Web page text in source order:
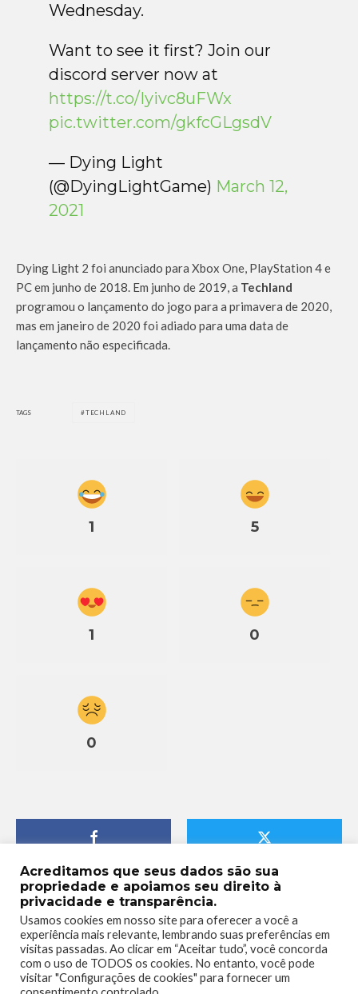
Wednesday.
Want to see it first? Join our
discord server now at
https://t.co/Iyivc8uFWx
pic.twitter.com/gkfcGLgsdV
— Dying Light
(@DyingLightGame) March 12,
2021
Dying Light 2 foi anunciado para Xbox One, PlayStation 4 e
PC em junho de 2018. Em junho de 2019, a Techland
programou o lançamento do jogo para a primavera de 2020,
mas em janeiro de 2020 foi adiado para uma data de
lançamento não especificada.
TAGS TECHLAND
1 5
1 0
0
Acreditamos que seus dados são sua
propriedade e apoiamos seu direito à
privacidade e transparência.
Usamos cookies em nosso site para oferecer a você a
experiência mais relevante, lembrando suas preferências em
visitas passadas. Ao clicar em “Aceitar tudo”, você concorda
com o uso de TODOS os cookies. No entanto, você pode
visitar "Configurações de cookies" para fornecer um